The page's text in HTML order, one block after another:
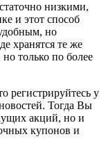
низкими,
и этот способ
но
хранятся те же
только по более
регистрируйтесь у
Тогда Вы
акций, но и
купонов и